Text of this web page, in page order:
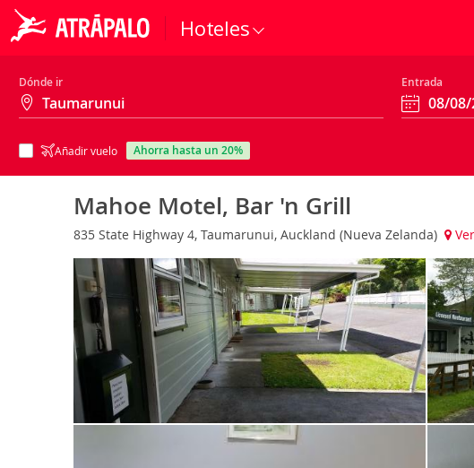
Hoteles
Dónde ir Entrada
Añadir vuelo ahorra hasta un 20%
Mahoe Motel, Bar 'n Grill
835 State Highway 4, Taumarunui, Auckland (Nueva Zelanda)